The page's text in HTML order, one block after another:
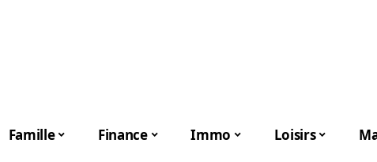
Famille Finance Immo Loisirs